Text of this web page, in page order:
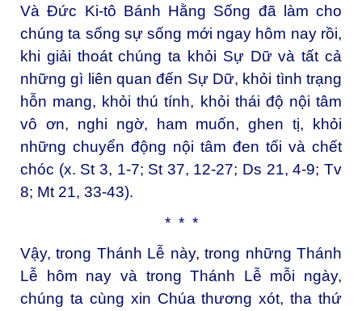
Và Đức Ki-tô Bánh Hằng Sống đã làm cho
chúng ta sống sự sống mới ngay hôm nay rồi,
khi giải thoát chúng ta khỏi Sự Dữ và tất cả
những gì liên quan đến Sự Dữ, khỏi tình trạng
hỗn mang, khỏi thú tính, khỏi thái độ nội tâm
vô ơn, nghi ngờ, ham muốn, ghen tị, khỏi
những chuyển động nội tâm đen tối và chết
chóc (x. St 3, 1-7; St 37, 12-27; Ds 21, 4-9; Tv
8; Mt 21, 33-43).
* * *
Vậy, trong Thánh Lễ này, trong những Thánh
Lễ hôm nay và trong Thánh Lễ mỗi ngày,
chúng ta cùng xin Chúa thương xót, tha thứ